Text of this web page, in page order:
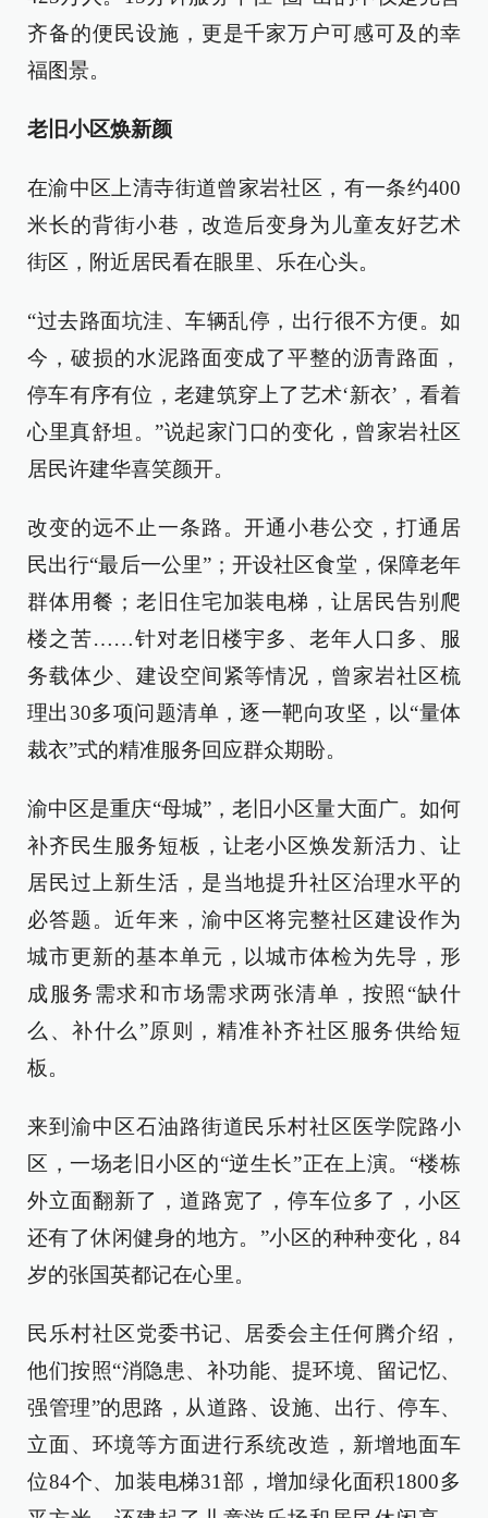
齐备的便民设施，更是千家万户可感可及的幸
福图景。
老旧小区焕新颜
在渝中区上清寺街道曾家岩社区，有一条约400
米长的背街小巷，改造后变身为儿童友好艺术
街区，附近居民看在眼里、乐在心头。
“过去路面坑洼、车辆乱停，出行很不方便。如
今，破损的水泥路面变成了平整的沥青路面，
停车有序有位，老建筑穿上了艺术‘新衣’，看着
心里真舒坦。”说起家门口的变化，曾家岩社区
居民许建华喜笑颜开。
改变的远不止一条路。开通小巷公交，打通居
民出行“最后一公里”；开设社区食堂，保障老年
群体用餐；老旧住宅加装电梯，让居民告别爬
楼之苦……针对老旧楼宇多、老年人口多、服
务载体少、建设空间紧等情况，曾家岩社区梳
理出30多项问题清单，逐一靶向攻坚，以“量体
裁衣”式的精准服务回应群众期盼。
渝中区是重庆“母城”，老旧小区量大面广。如何
补齐民生服务短板，让老小区焕发新活力、让
居民过上新生活，是当地提升社区治理水平的
必答题。近年来，渝中区将完整社区建设作为
城市更新的基本单元，以城市体检为先导，形
成服务需求和市场需求两张清单，按照“缺什
么、补什么”原则，精准补齐社区服务供给短
板。
来到渝中区石油路街道民乐村社区医学院路小
区，一场老旧小区的“逆生长”正在上演。“楼栋
外立面翻新了，道路宽了，停车位多了，小区
还有了休闲健身的地方。”小区的种种变化，84
岁的张国英都记在心里。
民乐村社区党委书记、居委会主任何腾介绍，
他们按照“消隐患、补功能、提环境、留记忆、
强管理”的思路，从道路、设施、出行、停车、
立面、环境等方面进行系统改造，新增地面车
位84个、加装电梯31部，增加绿化面积1800多